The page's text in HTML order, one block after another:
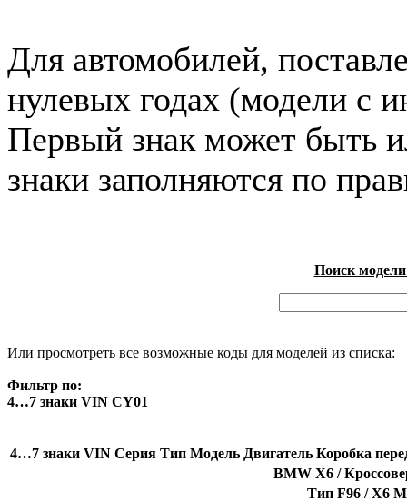
Для автомобилей,
нулевых годах (модели с
Первый знак может быть
знаки заполняются по
Поиск
Или просмотреть все возможные коды для моделей из списка:
Фильтр по:
4…7 знаки VIN CY01
4…7 знаки VIN Серия Тип Модель Двигатель Коробка
BMW X6 /
Тип F96 / X6 M